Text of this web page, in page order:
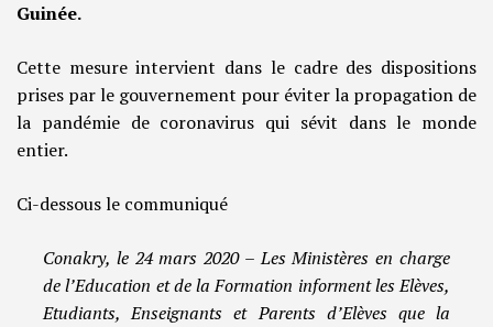
Guinée.
Cette mesure intervient dans le cadre des dispositions
prises par le gouvernement pour éviter la propagation de
la pandémie de coronavirus qui sévit dans le monde
entier.
Ci-dessous le communiqué
Conakry, le 24 mars 2020 – Les Ministères en charge
de l’Education et de la Formation informent les Elèves,
Etudiants, Enseignants et Parents d’Elèves que la